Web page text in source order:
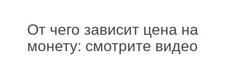
От чего зависит цена на
монету: смотрите видео